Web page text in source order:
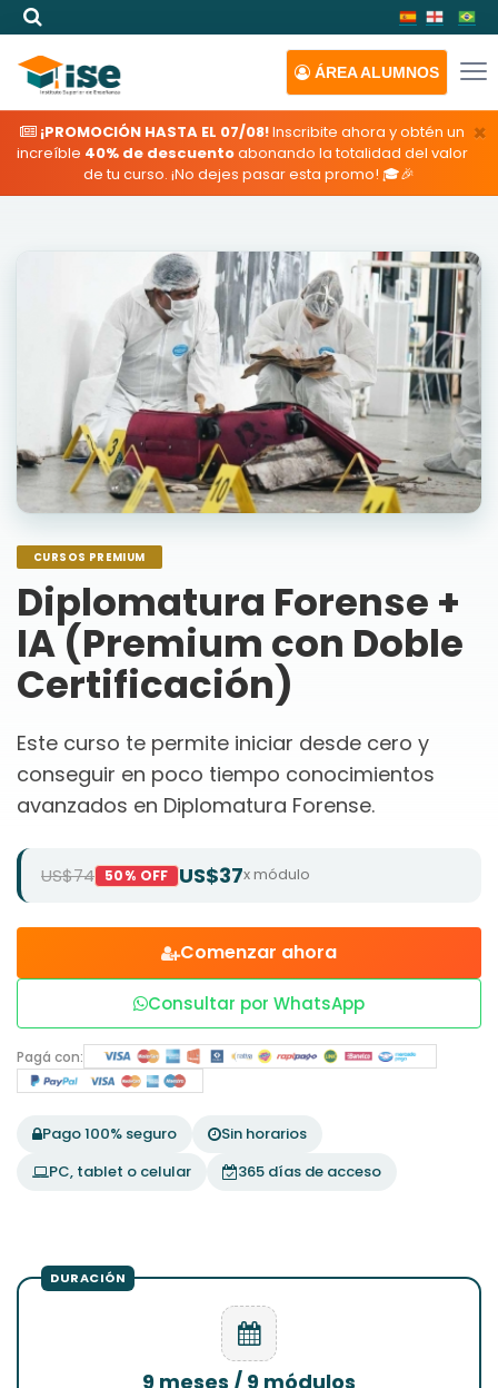
ÁREAALUMNOS
×
¡PROMOCIÓN HASTA EL 07/08!Inscribite ahora y obtén un
increíble 40% de descuentoabonando la totalidad del valor
de tu curso. ¡No dejes pasar esta promo! 🎓🎉
CURSOS PREMIUM
Diplomatura Forense +
IA (Premium con Doble
Certificación)
Este curso te permite iniciar desde cero y
conseguir en poco tiempo conocimientos
avanzados en Diplomatura Forense.
US$74 50% OFF US$37x módulo
Comenzar ahora
Consultar por WhatsApp
Pagá con:
Pago 100% seguro
Sin horarios
PC, tablet o celular
365 días de acceso
9 meses / 9 módulos